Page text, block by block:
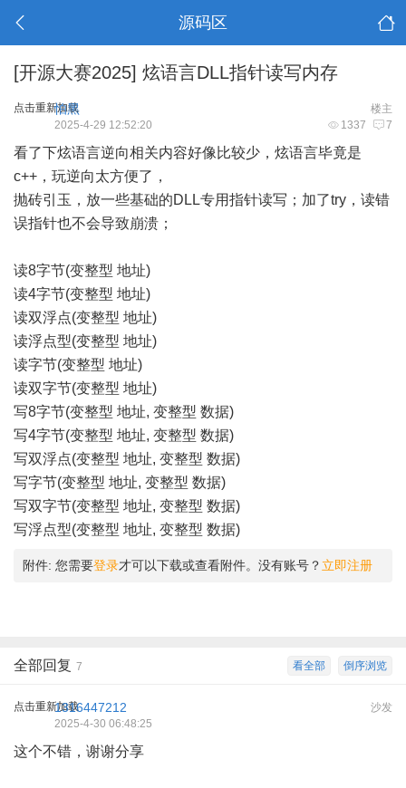
源码区
[开源大赛2025] 炫语言DLL指针读写内存
点击重新加载 楼主
怕黑
1337 7
2025-4-29 12:52:20
看了下炫语言逆向相关内容好像比较少，炫语言毕竟是
c++，玩逆向太方便了，
抛砖引玉，放一些基础的DLL专用指针读写；加了try，读错
误指针也不会导致崩溃；
读8字节(变整型 地址)
读4字节(变整型 地址)
读双浮点(变整型 地址)
读浮点型(变整型 地址)
读字节(变整型 地址)
读双字节(变整型 地址)
写8字节(变整型 地址, 变整型 数据)
写4字节(变整型 地址, 变整型 数据)
写双浮点(变整型 地址, 变整型 数据)
写字节(变整型 地址, 变整型 数据)
写双字节(变整型 地址, 变整型 数据)
写浮点型(变整型 地址, 变整型 数据)
附件: 您需要登录才可以下载或查看附件。没有账号？ 立即注册
倒序浏览
看全部
全部回复 7
点击重新加载 沙发
1316447212
2025-4-30 06:48:25
这个不错，谢谢分享